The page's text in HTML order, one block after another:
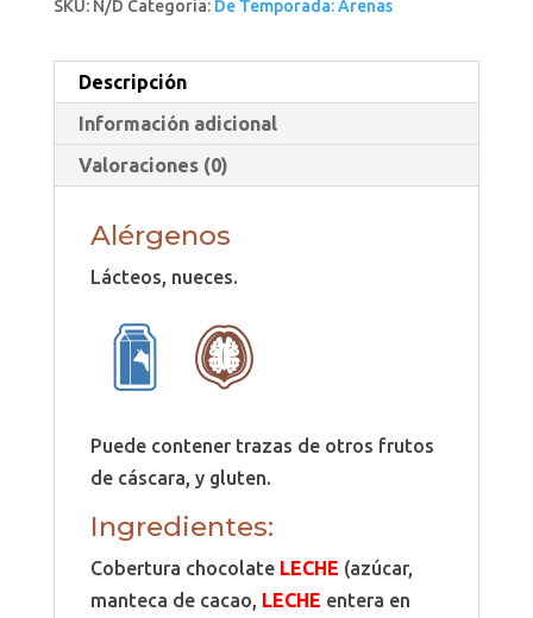
SKU: N/D Categoría: De Temporada: Arenas
Descripción
Información adicional
Valoraciones (0)
Alérgenos
Lácteos, nueces.
Puede contener trazas de otros frutos
de cáscara, y gluten.
Ingredientes:
Cobertura chocolate LECHE (azúcar,
manteca de cacao, LECHE entera en